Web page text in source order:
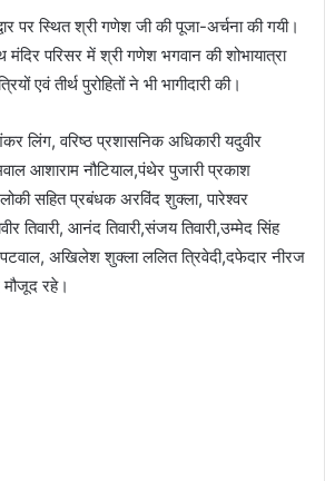
पर स्थित श्री गणेश जी की पूजा-अर्चना की गयी।
परिसर में श्री गणेश भगवान की शोभायात्रा
एवं तीर्थ पुरोहितों ने भी भागीदारी की।
लिंग, वरिष्ठ प्रशासनिक अधिकारी यदुवीर
आशाराम नौटियाल,पंथेर पुजारी प्रकाश
सहित प्रबंधक अरविंद शुक्ला, पारेश्वर
तिवारी, आनंद तिवारी,संजय तिवारी,उम्मेद सिंह
पटवाल, अखिलेश शुक्ला ललित त्रिवेदी,दफेदार नीरज
रहे।